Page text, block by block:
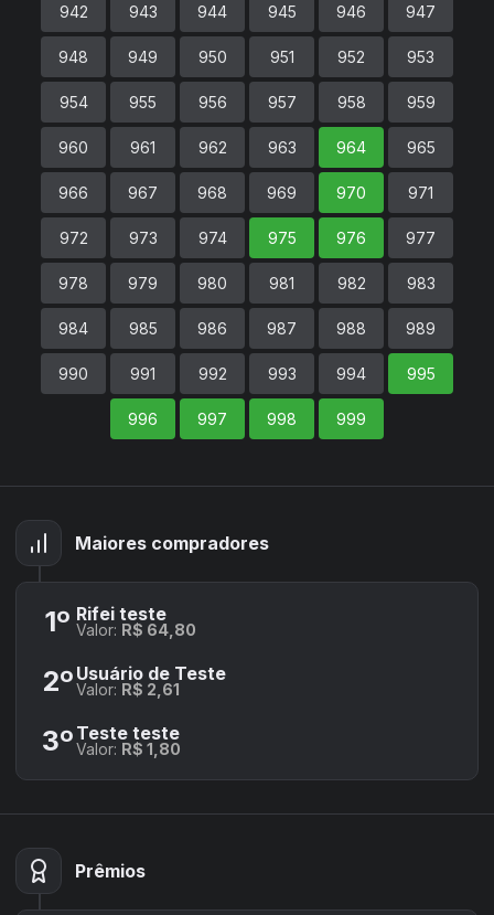
942 943 944 945 946 947
948 949 950 951 952 953
954 955 956 957 958 959
960 961 962 963 964 965
966 967 968 969 970 971
972 973 974 975 976 977
978 979 980 981 982 983
984 985 986 987 988 989
990 991 992 993 994 995
996 997 998 999
Maiores compradores
1º Rifei teste
Valor: R$ 64,80
2º Usuário de Teste
Valor: R$ 2,61
3º Teste teste
Valor: R$ 1,80
Prêmios